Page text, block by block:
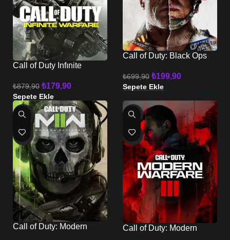
Call of Duty Infınite
₺879,90 ₺179,90
Sepete Ekle
Call of Duty: Black Ops
₺699,90 ₺199,90
Sepete Ekle
-81%
HOT
Call of Duty: Modern
-67%
HOT
Call of Duty: Modern